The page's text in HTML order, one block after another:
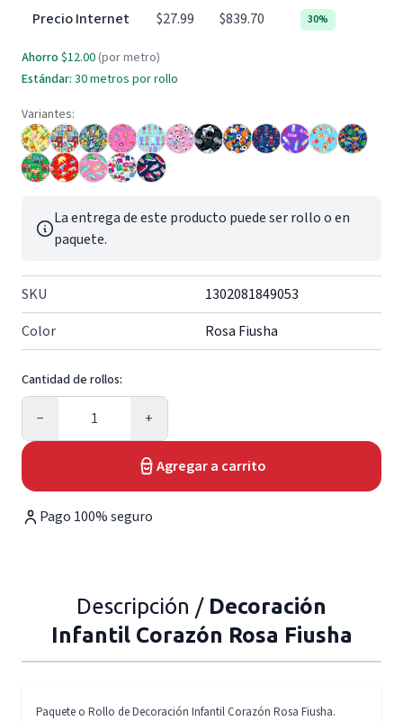
Precio Internet $27.99 $839.70 30%
Ahorro $12.00 (por metro)
Estándar: 30 metros por rollo
Variantes:
La entrega de este producto puede ser rollo o en
paquete.
SKU
1302081849053
Color
Rosa Fiusha
Cantidad de rollos:
−
Cantidad
+
Agregar a carrito
Pago 100% seguro
Descripción / Decoración
Infantil Corazón Rosa Fiusha
Paquete o Rollo de Decoración Infantil Corazón Rosa Fiusha.